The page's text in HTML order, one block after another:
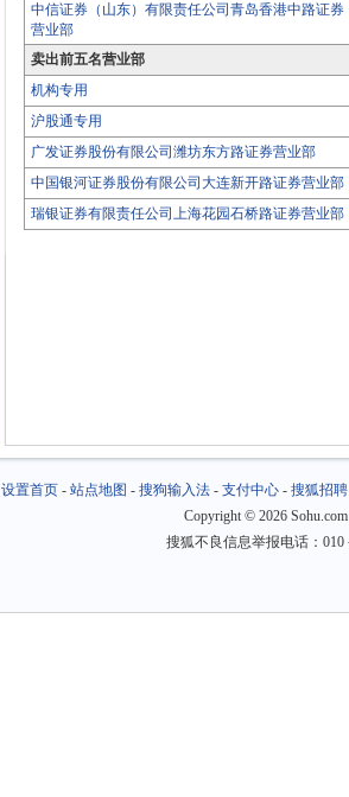
中信证券（山东）有限责任公司青岛香港中路证券
营业部
卖出前五名营业部
机构专用
沪股通专用
广发证券股份有限公司潍坊东方路证券营业部
中国银河证券股份有限公司大连新开路证券营业部
瑞银证券有限责任公司上海花园石桥路证券营业部
设置首页- 站点地图 - 搜狗输入法- 支付中心- 搜狐招聘
Copyright © 2026
搜狐不良信息举报电话：010